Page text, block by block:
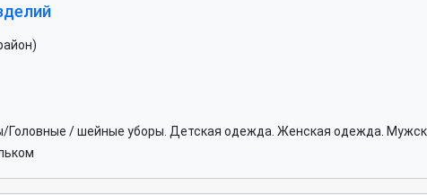
Головные / шейные уборы. Детская одежда. Женская одежда.